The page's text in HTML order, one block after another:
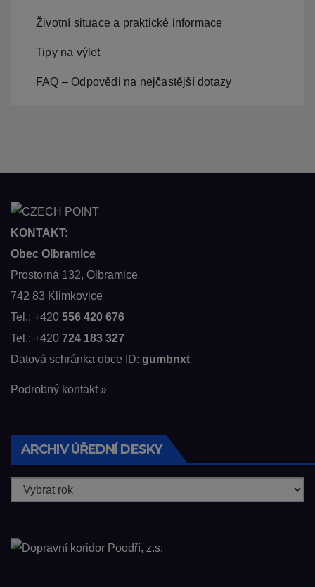
Životní situace a praktické informace
Tipy na výlet
FAQ – Odpovědi na nejčastější dotazy
KONTAKT:
Obec Olbramice
Prostorná 132, Olbramice
742 83 Klimkovice
Tel.: +420 556 420 676
Tel.: +420 724 183 327
Datová schránka obce ID: gumbnxt
Podrobný kontakt »
ARCHIV ÚŘEDNÍ DESKY